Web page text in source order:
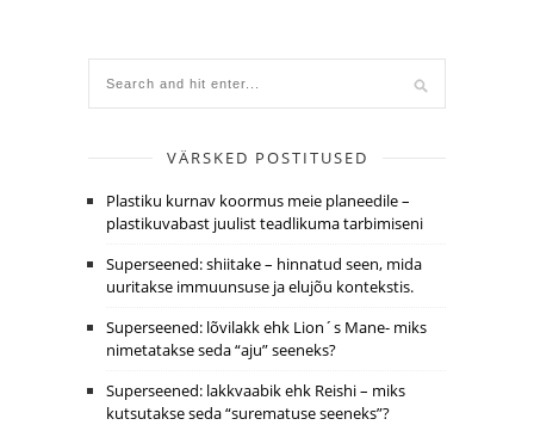
VÄRSKED POSTITUSED
Plastiku kurnav koormus meie planeedile –
plastikuvabast juulist teadlikuma tarbimiseni
Superseened: shiitake – hinnatud seen, mida
uuritakse immuunsuse ja elujõu kontekstis.
Superseened: lõvilakk ehk Lion´s Mane- miks
nimetatakse seda “aju” seeneks?
Superseened: lakkvaabik ehk Reishi – miks
kutsutakse seda “surematuse seeneks”?